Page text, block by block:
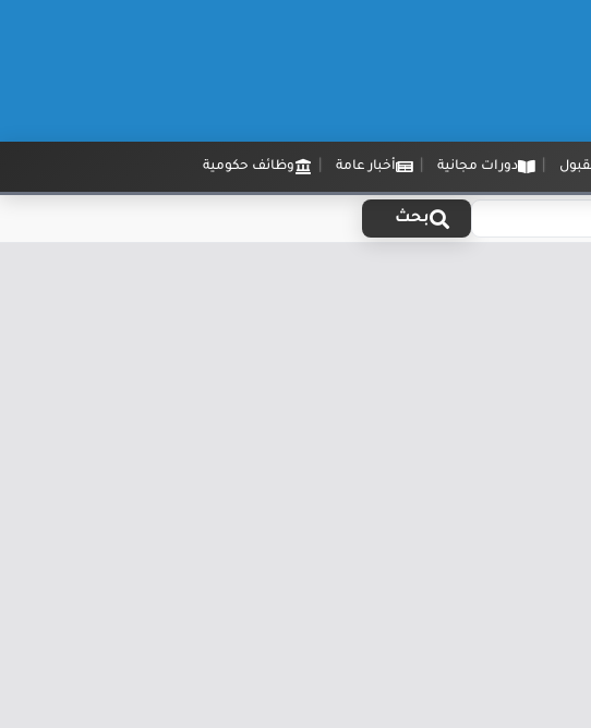
دورات مجانية أخبار عامة وظائف حكومية
بحث